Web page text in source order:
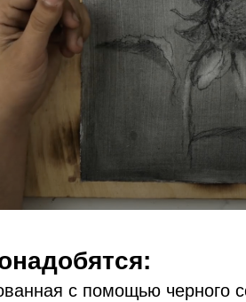
с помощью черного